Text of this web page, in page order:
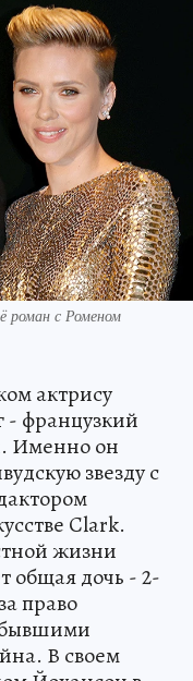
роман с Роменом
актрису
- французкий
Именно он
звезду с
Clark.
жизни
общая дочь - 2-
право
бывшими
В своем